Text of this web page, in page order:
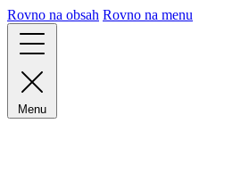
Rovno na obsah Rovno na menu
Menu